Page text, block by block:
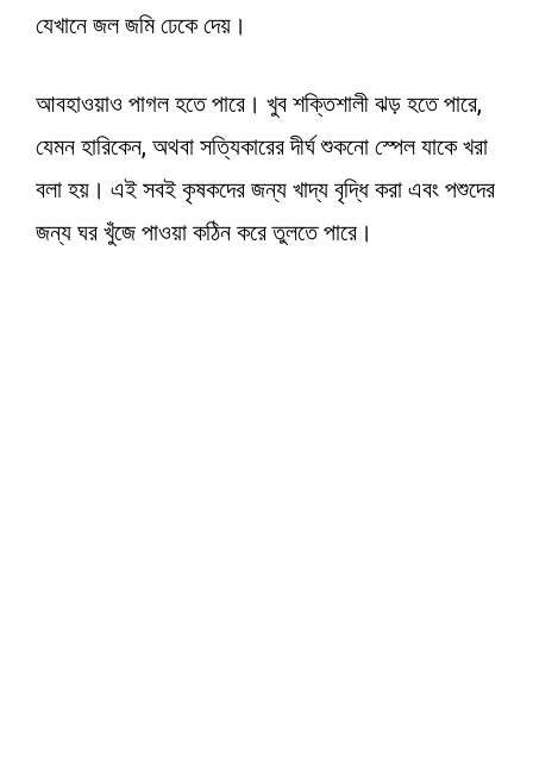
যেখানে জল জমি ঢেকে দেয়।
আবহাওয়াও পাগল হতে পারে। খুব শক্তিশালী ঝড় হতে পারে,
যেমন হারিকেন, অথবা সত্যিকারের দীর্ঘ শুকনো স্পেল যাকে খরা
বলা হয়। এই সবই কৃষকদের জন্য খাদ্য বৃদ্ধি করা এবং পশুদের
জন্য ঘর খুঁজে পাওয়া কঠিন করে তুলতে পারে।